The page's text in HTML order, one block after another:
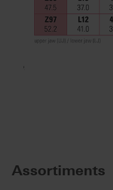
Assortiments